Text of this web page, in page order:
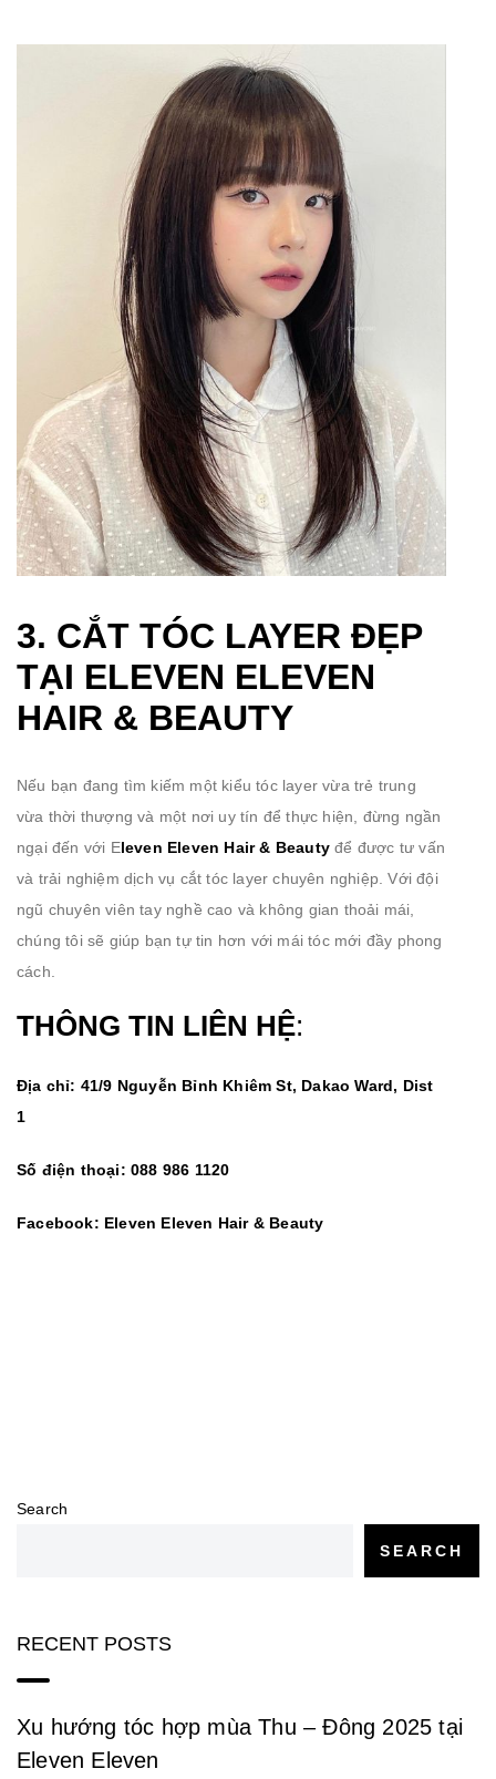
3. CẮT TÓC LAYER ĐẸP
TẠI ELEVEN ELEVEN
HAIR & BEAUTY
Nếu bạn đang tìm kiếm một kiểu tóc layer vừa trẻ trung
vừa thời thượng và một nơi uy tín để thực hiện, đừng ngần
ngại đến với Eleven Eleven Hair & Beauty để được tư vấn
và trải nghiệm dịch vụ cắt tóc layer chuyên nghiệp. Với đội
ngũ chuyên viên tay nghề cao và không gian thoải mái,
chúng tôi sẽ giúp bạn tự tin hơn với mái tóc mới đầy phong
cách.
THÔNG TIN LIÊN HỆ:
Địa chỉ: 41/9 Nguyễn Bỉnh Khiêm St, Dakao Ward, Dist
1
Số điện thoại: 088 986 1120
Facebook: Eleven Eleven Hair & Beauty
Search
SEARCH
RECENT POSTS
Xu hướng tóc hợp mùa Thu – Đông 2025 tại
Eleven Eleven